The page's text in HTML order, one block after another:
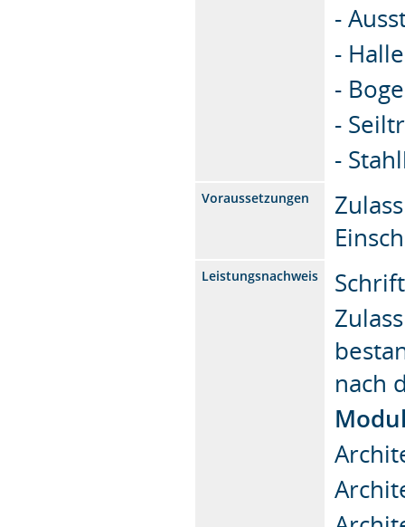
-
-
-
-
-
Voraussetzungen
Leistungsnachweis
nach